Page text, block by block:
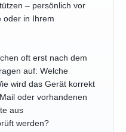
– persönlich vor
oder in Ihrem
oft erst nach dem
auf: Welche
wird das Gerät korrekt
oder vorhandenen
aus
werden?